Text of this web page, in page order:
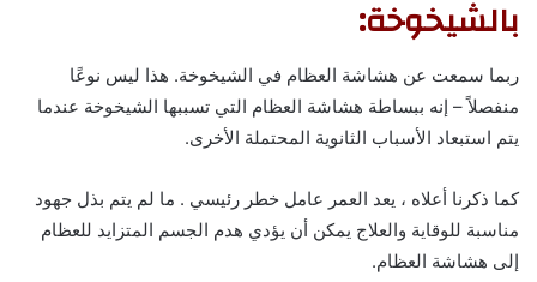
بالشيخوخة:
ربما سمعت عن هشاشة العظام في الشيخوخة. هذا ليس نوعًا
منفصلاً – إنه ببساطة هشاشة العظام التي تسببها الشيخوخة عندما
يتم استبعاد الأسباب الثانوية المحتملة الأخرى.
كما ذكرنا أعلاه ، يعد العمر عامل خطر رئيسي . ما لم يتم بذل جهود
مناسبة للوقاية والعلاج يمكن أن يؤدي هدم الجسم المتزايد للعظام
إلى هشاشة العظام.